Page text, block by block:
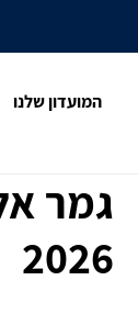
המועדון שלנו
גמר
2026